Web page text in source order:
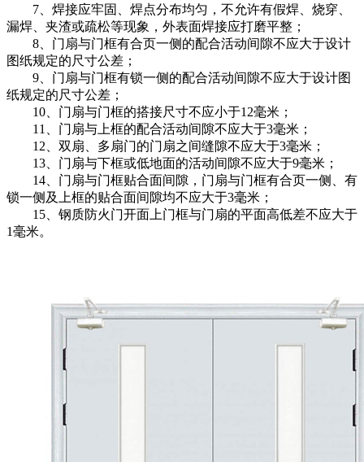
7、焊接应牢固、焊点分布均匀，不允许有假焊、烧穿、
漏焊、夹渣或疏松等现象，外表面焊接应打磨平整；
8、门扇与门框有合页一侧的配合活动间隙不应大于设计
图纸规定的尺寸公差；
9、门扇与门框有锁一侧的配合活动间隙不应大于设计图
纸规定的尺寸公差；
10、门扇与门框的搭接尺寸不应小于12毫米；
11、门扇与上框的配合活动间隙不应大于3毫米；
12、双扇、多扇门的门扇之间缝隙不应大于3毫米；
13、门扇与下框或低地面的活动间隙不应大于9毫米；
14、门扇与门框贴合面间隙，门扇与门框有合页一侧、有
锁一侧及上框的贴合面间隙均不应大于3毫米；
15、钢质防火门开面上门框与门扇的平面高低差不应大于
1毫米。